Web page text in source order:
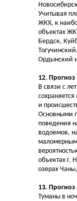
Учитывая
ЖКХ, к
объектах
Бердск,
Ордынский
12.
В связи с
и
Основными
поведения
водоемов,
объектах г.
озерах
13. Прогноз
Туманы в